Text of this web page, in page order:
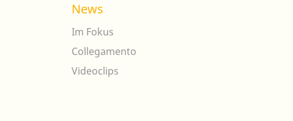
News
Im Fokus
Collegamento
Videoclips